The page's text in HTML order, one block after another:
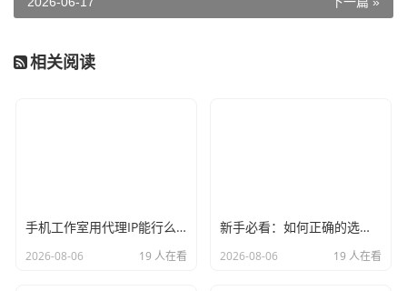
相关阅读
手机工作室用代理IP能行么？过来人的经验告诉你答案
2026-08-06 19 人在看
新手必看：如何正确的选择代理ip软件，别再交智商税了
2026-08-06 19 人在看